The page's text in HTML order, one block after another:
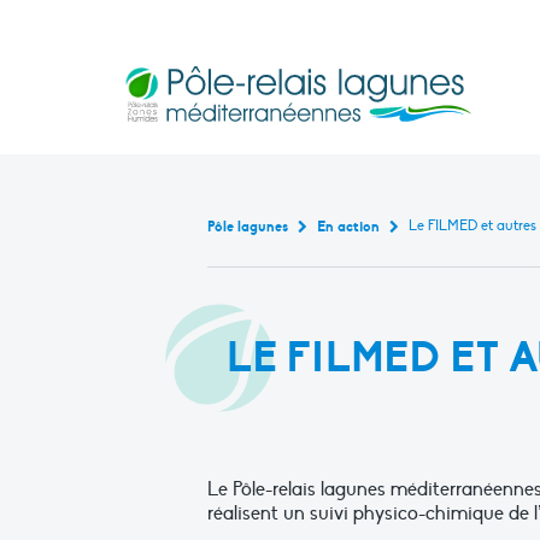
Pôle lagunes En action Le FILMED et
LE FILMED ET
Le Pôle-relais lagunes
réalisent un suivi physico-chimique de